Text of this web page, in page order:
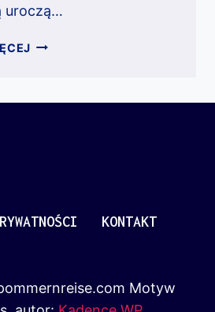
uroczą…
SOPOT
KONTAKT
Motyw